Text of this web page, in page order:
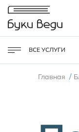
ВСЕ УСЛУГИ
Главная /